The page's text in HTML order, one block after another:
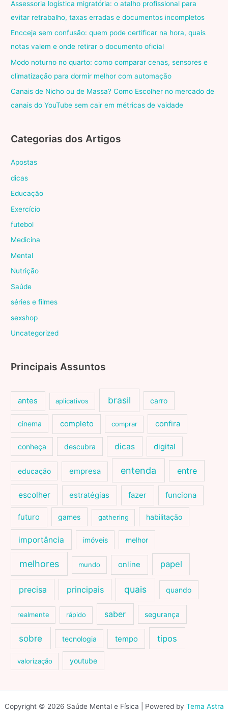
Assessoria logística migratória: o atalho profissional para
evitar retrabalho, taxas erradas e documentos incompletos
Encceja sem confusão: quem pode certificar na hora, quais
notas valem e onde retirar o documento oficial
Modo noturno no quarto: como comparar cenas, sensores e
climatização para dormir melhor com automação
Canais de Nicho ou de Massa? Como Escolher no mercado de
canais do YouTube sem cair em métricas de vaidade
Categorias dos Artigos
Apostas
dicas
Educação
Exercício
futebol
Medicina
Mental
Nutrição
Saúde
séries e filmes
sexshop
Uncategorized
Principais Assuntos
antes aplicativos brasil carro
cinema completo comprar confira
conheça descubra dicas digital
educação empresa entenda entre
escolher estratégias fazer funciona
futuro games gathering habilitação
importância imóveis melhor
melhores mundo online papel
precisa principais quais quando
realmente rápido saber segurança
sobre tecnologia tempo tipos
valorização youtube
Copyright © 2026 Saúde Mental e Física | Powered by Tema Astra